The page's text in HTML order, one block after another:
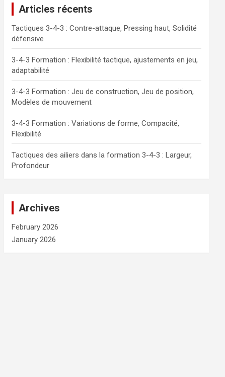
Articles récents
Tactiques 3-4-3 : Contre-attaque, Pressing haut, Solidité
défensive
3-4-3 Formation : Flexibilité tactique, ajustements en jeu,
adaptabilité
3-4-3 Formation : Jeu de construction, Jeu de position,
Modèles de mouvement
3-4-3 Formation : Variations de forme, Compacité,
Flexibilité
Tactiques des ailiers dans la formation 3-4-3 : Largeur,
Profondeur
Archives
February 2026
January 2026